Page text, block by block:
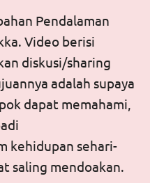
Pendalaman
Video berisi
diskusi/sharing
adalah supaya
dapat memahami,
kehidupan sehari-
saling mendoakan.